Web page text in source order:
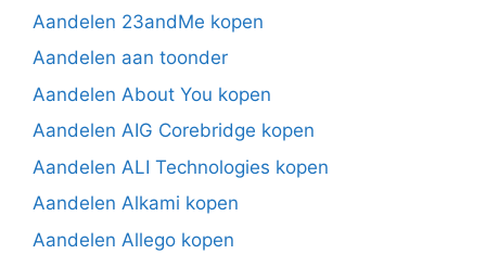
Aandelen 23andMe kopen
Aandelen aan toonder
Aandelen About You kopen
Aandelen AIG Corebridge kopen
Aandelen ALI Technologies kopen
Aandelen Alkami kopen
Aandelen Allego kopen